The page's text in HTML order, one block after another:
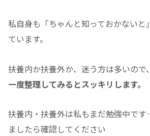
私自身も「ちゃんと知っておかないと
ています。
扶養内か扶養外か、迷う方は多いので、
一度整理してみるとスッキリします。
扶養内・扶養外は私もまだ勉強中で
ましたら確認してください